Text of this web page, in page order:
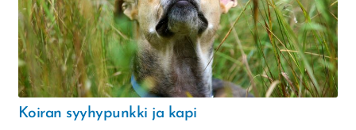
Koiran syyhypunkki ja kapi